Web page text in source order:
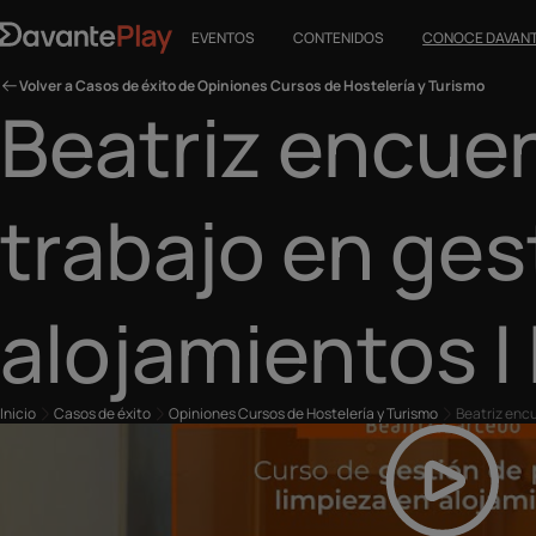
EVENTOS CONTENIDOS CONOCE
Volver a Casos de éxito de Opiniones Cursos de Hostelería y Turismo
Beatriz
trabajo en
alojamientos I
Inicio Casos de éxito Opiniones Cursos de Hostelería y Turismo Beatriz